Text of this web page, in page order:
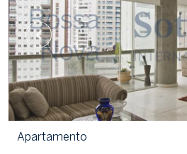
Apartamento